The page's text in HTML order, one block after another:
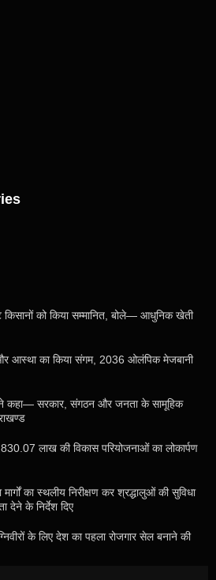
को किया सम्मानित, बोले— आधुनिक खेती
आस्था का किया संगम, 2036 ओलंपिक मेजबानी
ने कहा— सरकार, संगठन और जनता के सामूहिक
लाख की विकास परियोजनाओं का लोकार्पण
का स्थलीय निरीक्षण कर श्रद्धालुओं की सुविधा
देने के निर्देश दिए
के लिए देश का पहला रोजगार सेल बनाने की